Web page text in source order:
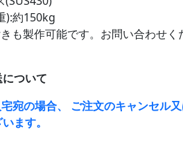
):約150kg
も製作可能です。お問い合わせ
ついて
宛の場合、 ご注文のキャンセル
ます。